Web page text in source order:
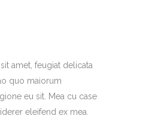
amet, feugiat delicata
quo maiorum
eu sit. Mea cu case
eleifend ex mea.